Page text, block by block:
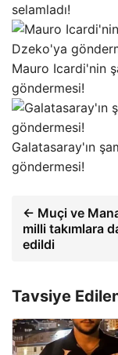
selamladı!
Mauro Icardi'nin
göndermesi!
Galatasaray'ın
göndermesi!
← Muçi ve
milli takımlara
edildi
Tavsiye